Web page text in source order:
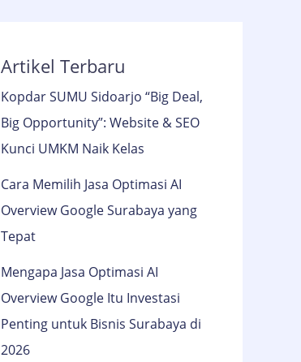
Artikel Terbaru
Kopdar SUMU Sidoarjo “Big Deal,
Big Opportunity”: Website & SEO
Kunci UMKM Naik Kelas
Cara Memilih Jasa Optimasi AI
Overview Google Surabaya yang
Tepat
Mengapa Jasa Optimasi AI
Overview Google Itu Investasi
Penting untuk Bisnis Surabaya di
2026